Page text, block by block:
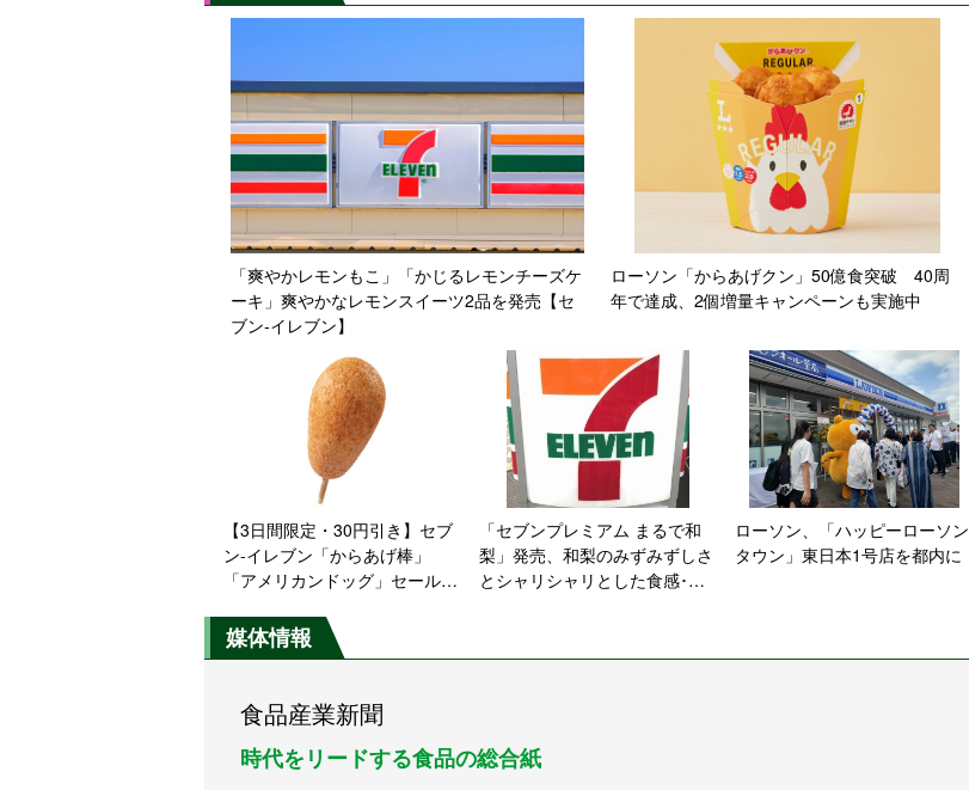
「爽やかレモンもこ」「かじるレモンチーズケ
ーキ」爽やかなレモンスイーツ2品を発売【セ
ブン‐イレブン】
ローソン「からあげクン」50億食突破 40周
年で達成、2個増量キャンペーンも実施中
【3日間限定・30円引き】セブ
ン‐イレブン「からあげ棒」
「アメリカンドッグ」セール開
「セブンプレミアム まるで和
梨」発売、和梨のみずみずしさ
とシャリシャリとした食感･味
ローソン、「ハッピーローソン
タウン」東日本1号店を都内に
媒体情報
食品産業新聞
時代をリードする食品の総合紙